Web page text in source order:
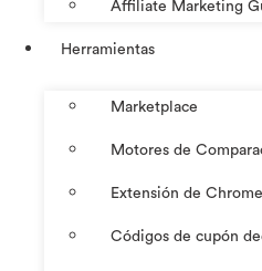
Affiliate Marketing
Herramientas
Marketplace
Motores de
Extensión de Chrome
Códigos de cupón